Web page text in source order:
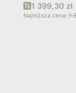
Cena
1 399,30 zł
Najniższa cena: 1